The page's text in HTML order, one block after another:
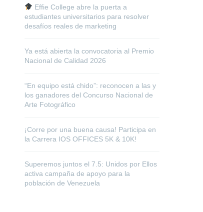
Effie College abre la puerta a
estudiantes universitarios para resolver
desafíos reales de marketing
Ya está abierta la convocatoria al Premio
Nacional de Calidad 2026
“En equipo está chido”: reconocen a las y
los ganadores del Concurso Nacional de
Arte Fotográfico
¡Corre por una buena causa! Participa en
la Carrera IOS OFFICES 5K & 10K!
Superemos juntos el 7.5: Unidos por Ellos
activa campaña de apoyo para la
población de Venezuela